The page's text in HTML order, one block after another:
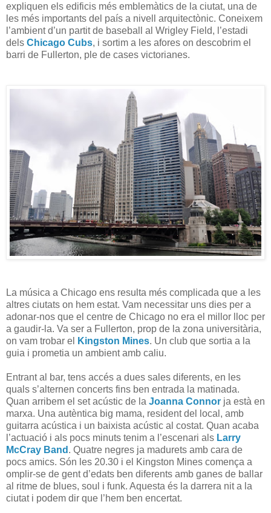
expliquen els edificis més emblemàtics de la ciutat, una de
les més importants del país a nivell arquitectònic. Coneixem
l’ambient d’un partit de baseball al Wrigley Field, l’estadi
dels Chicago Cubs, i sortim a les afores on descobrim el
barri de Fullerton, ple de cases victorianes.
La música a Chicago ens resulta més complicada que a les
altres ciutats on hem estat. Vam necessitar uns dies per a
adonar-nos que el centre de Chicago no era el millor lloc per
a gaudir-la. Va ser a Fullerton, prop de la zona universitària,
on vam trobar el
Kingston Mines. Un club que sortia a la
guia i prometia un ambient amb caliu.
Entrant al bar, tens accés a dues sales diferents, en les
quals s’alternen concerts fins ben entrada la matinada.
Quan arribem el set acústic de la Joanna Connor ja està en
marxa. Una autèntica big mama, resident del local, amb
guitarra acústica i un baixista acústic al costat. Quan acaba
l’actuació i als pocs minuts tenim a l’escenari als Larry
McCray Band . Quatre negres ja madurets amb cara de
pocs amics. Són les 20.30 i el Kingston Mines comença a
omplir-se de gent d’edats ben diferents amb ganes de ballar
al ritme de blues, soul i funk. Aquesta és la darrera nit a la
ciutat i podem dir que l’hem ben encertat.